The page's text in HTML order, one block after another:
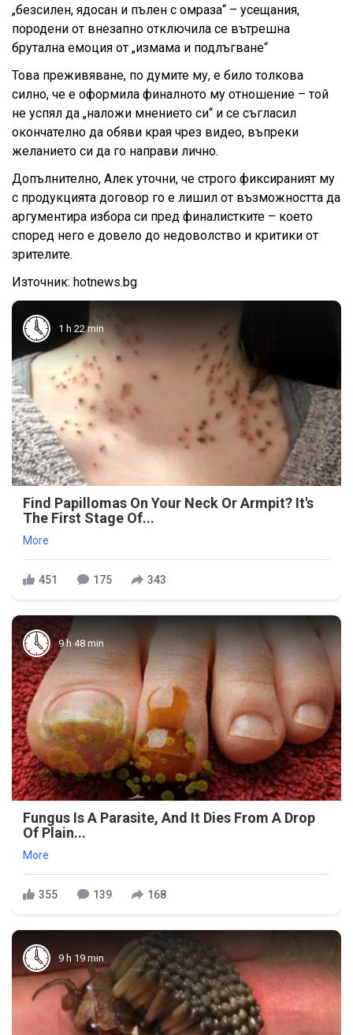
„безсилен, ядосан и пълен с омраза“ – усещания,
породени от внезапно отключила се вътрешна
брутална емоция от „измама и подлъгване“
Това преживяване, по думите му, е било толкова
силно, че е оформила финалното му отношение – той
не успял да „наложи мнението си“ и се съгласил
окончателно да обяви края чрез видео, въпреки
желанието си да го направи лично.
Допълнително, Алек уточни, че строго фиксираният му
с продукцията договор го е лишил от възможността да
аргументира избора си пред финалистките – което
според него е довело до недоволство и критики от
зрителите.
Източник: hotnews.bg
1 h 22 min
Find Papillomas On Your Neck Or Armpit? It's
The First Stage Of...
More
451 175 343
9 h 48 min
Fungus Is A Parasite, And It Dies From A Drop
Of Plain...
More
355 139 168
9 h 19 min